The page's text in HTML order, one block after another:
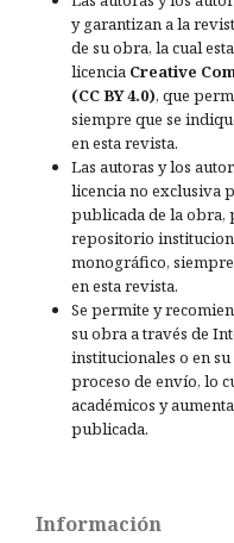
y garantizan a la
de su obra, la cual
licencia Creative
(CC BY 4.0), que
siempre que se
en esta revista.
Las autoras y los
licencia no exclusiva
publicada de la obra,
repositorio
monográfico,
en esta revista.
Se permite y
su obra a través de
institucionales o en
proceso de envío, lo
académicos y
publicada.
Información